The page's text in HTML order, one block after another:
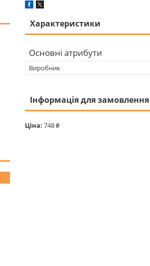
Характеристики
Основні атрибути
Виробник
Інформація для замовлення
Ціна: 748 ₴